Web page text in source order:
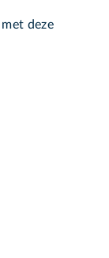
deze